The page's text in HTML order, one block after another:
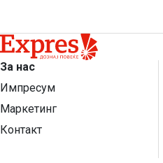
За нас
Импресум
Маркетинг
Контакт